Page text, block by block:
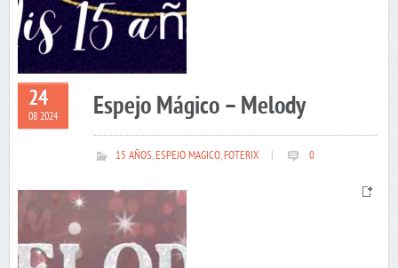
24
08 2024 Espejo Mágico – Melody
15 AÑOS,ESPEJO MAGICO,FOTERIX 0